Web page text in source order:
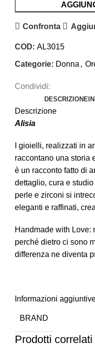
Confronta
COD: AL3015
Categorie: Donna ,
Condividi:
DESCRIZIONE
Descrizione
Alisia
I gioielli, realizzati in
raccontano una storia
è un racconto fatto di
dettaglio, cura e
perle e zirconi si
eleganti e raffinati,
Handmade with Love:
perché dietro ci sono
differenza ne diventa
Informazioni
BRAND
Prodotti correlati